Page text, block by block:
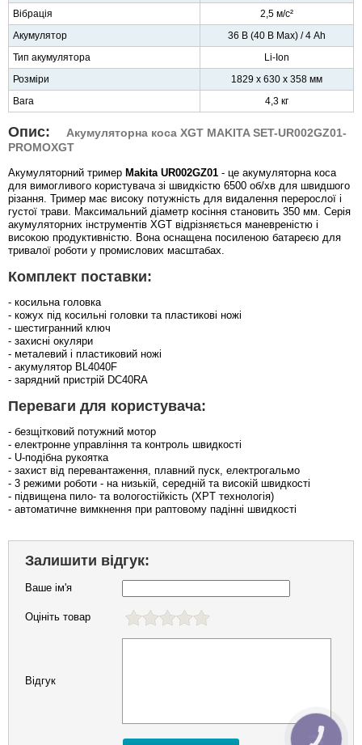
Вібрація
2,5 м/с²
Акумулятор
36 В (40 В Max) / 4 Ah
Тип акумулятора
Li-Ion
Розміри
1829 x 630 x 358 мм
Вага
4,3 кг
Опис:
Акумуляторна коса XGT MAKITA SET-UR002GZ01-
PROMOXGT
Акумуляторний тример Makita UR002GZ01 - це акумуляторна коса
для вимогливого користувача зі швидкістю 6500 об/хв для швидшого
різання. Тример має високу потужність для видалення перерослої і
густої трави. Максимальний діаметр косіння становить 350 мм. Серія
акумуляторних інструментів XGT відрізняється маневреністю і
високою продуктивністю. Вона оснащена посиленою батареєю для
тривалої роботи у промислових масштабах.
Комплект поставки:
- косильна головка
- кожух під косильні головки та пластикові ножі
- шестигранний ключ
- захисні окуляри
- металевий і пластиковий ножі
- акумулятор BL4040F
- зарядний пристрій DC40RA
Переваги для користувача:
- безщітковий потужний мотор
- електронне управління та контроль швидкості
- U-подібна рукоятка
- захист від перевантаження, плавний пуск, електрогальмо
- 3 режими роботи - на низькій, середній та високій швидкості
- підвищена пило- та вологостійкість (XPT технологія)
- автоматичне вимкнення при раптовому падінні швидкості
Залишити відгук:
Ваше ім'я
Оцініть товар
Відгук
КНОПКА
ЗВ'ЯЗКУ